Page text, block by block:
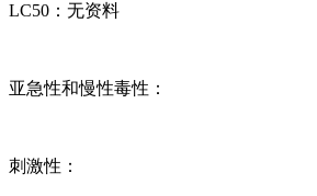
LC50：无资料
亚急性和慢性毒性：
刺激性：